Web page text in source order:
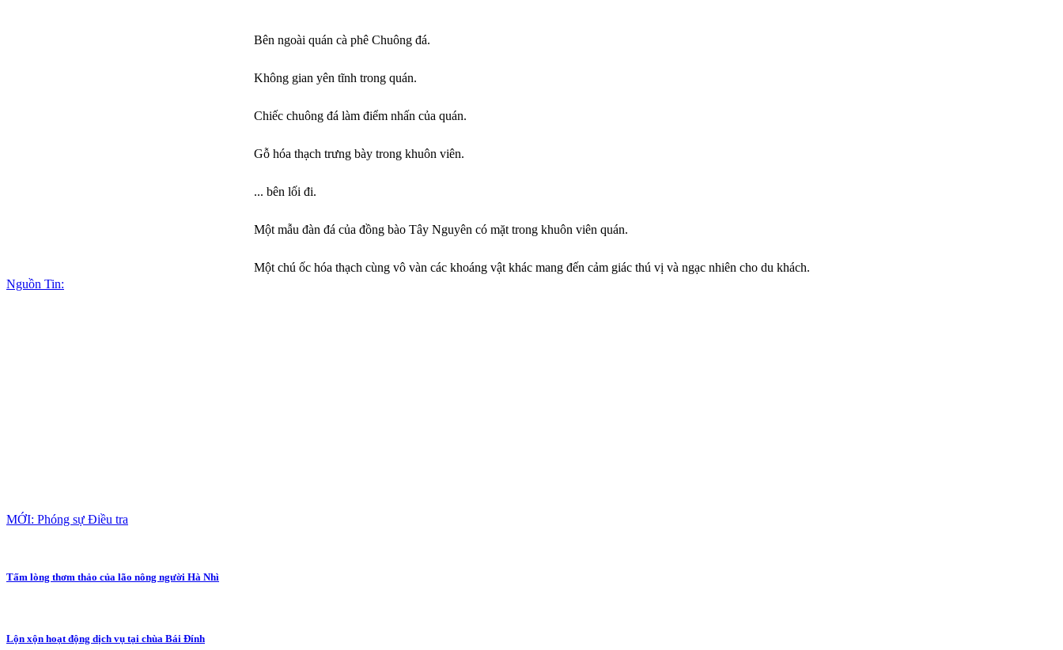
Bên ngoài quán cà phê Chuông đá.
Không gian yên tĩnh trong quán.
Chiếc chuông đá làm điểm nhấn của quán.
Gỗ hóa thạch trưng bày trong khuôn viên.
... bên lối đi.
Một mẫu đàn đá của đồng bào Tây Nguyên có mặt trong khuôn viên quán.
Một chú ốc hóa thạch cùng vô vàn các khoáng vật khác mang đến cảm giác thú vị và ngạc nhiên cho du khách.
Nguồn Tin:
MỚI: Phóng sự Điều tra
Tấm lòng thơm thảo của lão nông người Hà Nhì
Lộn xộn hoạt động dịch vụ tại chùa Bái Đính